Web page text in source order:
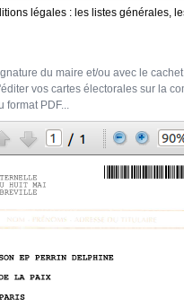
légales : les listes générales,
du maire et/ou avec le
vos cartes électorales sur la
format PDF...